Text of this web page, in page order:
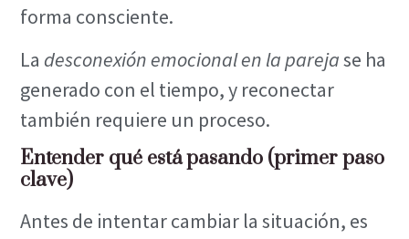
forma consciente.
La desconexión emocional en la parejase ha
generado con el tiempo, y reconectar
también requiere un proceso.
Entender qué está pasando (primer paso
clave)
Antes de intentar cambiar la situación, es